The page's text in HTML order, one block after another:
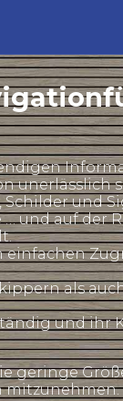
unerlässlich
Schilder und
und auf der
einfachen
als
und ihr
geringe
mitzunehmen.